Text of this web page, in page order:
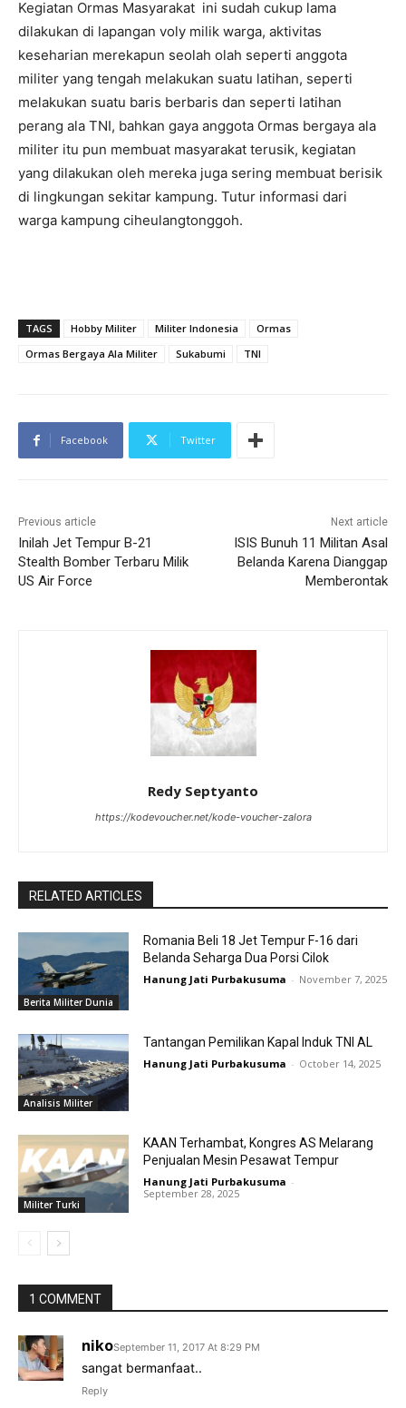
Kegiatan Ormas Masyarakat ini sudah cukup lama
dilakukan di lapangan voly milik warga, aktivitas
keseharian merekapun seolah olah seperti anggota
militer yang tengah melakukan suatu latihan, seperti
melakukan suatu baris berbaris dan seperti latihan
perang ala TNI, bahkan gaya anggota Ormas bergaya ala
militer itu pun membuat masyarakat terusik, kegiatan
yang dilakukan oleh mereka juga sering membuat berisik
di lingkungan sekitar kampung. Tutur informasi dari
warga kampung ciheulangtonggoh.
TAGS Hobby Militer Militer Indonesia
Ormas
Ormas Bergaya Ala Militer
Sukabumi TNI
Facebook Twitter
Previous article
Inilah Jet Tempur B-21
Stealth Bomber Terbaru Milik
US Air Force
Next article
ISIS Bunuh 11 Militan Asal
Belanda Karena Dianggap
Memberontak
Redy Septyanto
https://kodevoucher.net/kode-voucher-zalora
RELATED ARTICLES
Berita Militer Dunia
Romania Beli 18 Jet Tempur F-16 dari
Belanda Seharga Dua Porsi Cilok
Hanung Jati Purbakusuma - November 7, 2025
Analisis Militer
Tantangan Pemilikan Kapal Induk TNI AL
Hanung Jati Purbakusuma - October 14, 2025
Militer Turki
KAAN Terhambat, Kongres AS Melarang
Penjualan Mesin Pesawat Tempur
Hanung Jati Purbakusuma -
September 28, 2025
1 COMMENT
nikoSeptember 11, 2017 At 8:29 PM
sangat bermanfaat..
Reply